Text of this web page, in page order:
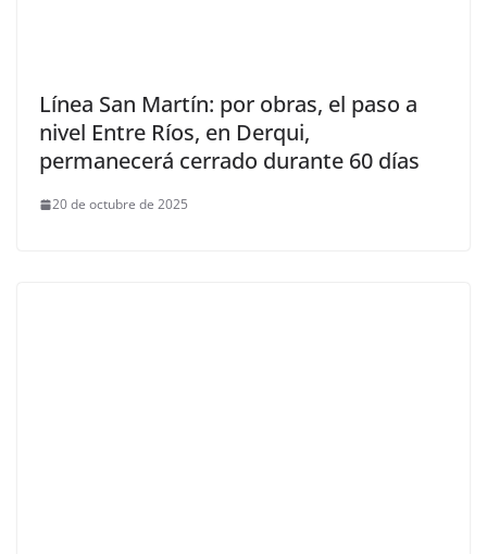
Línea San Martín: por obras, el paso a
nivel Entre Ríos, en Derqui,
permanecerá cerrado durante 60 días
20 de octubre de 2025